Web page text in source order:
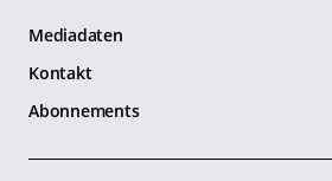
Mediadaten
Kontakt
Abonnements